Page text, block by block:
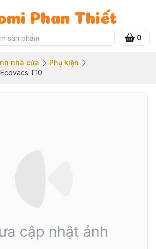
Phan Thiết
0
nhà cửa
Phụ kiện
T10